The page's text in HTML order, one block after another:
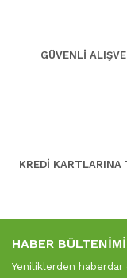
GÜVENLİ
KREDİ KARTLARINA
HABER
Yeniliklerden